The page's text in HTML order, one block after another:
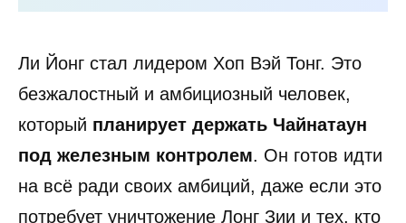
Ли Йонг стал лидером Хоп Вэй Тонг. Это
безжалостный и амбициозный человек,
который планирует держать Чайнатаун
под железным контролем. Он готов идти
на всё ради своих амбиций, даже если это
потребует уничтожение Лонг Зии и тех, кто